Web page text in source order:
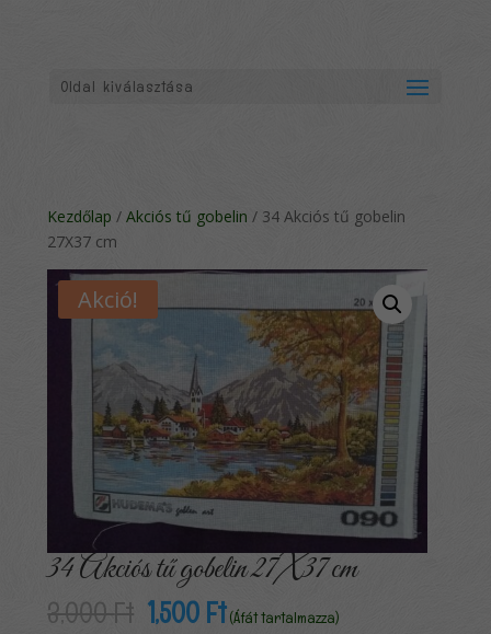
Oldal kiválasztása
Kezdőlap /Akciós tű gobelin / 34 Akciós tű gobelin
27X37 cm
Akció!
34 Akciós tű gobelin 27X37 cm
3,000Ft Original
1,500 FtCurrent
(Áfát tartalmazza)